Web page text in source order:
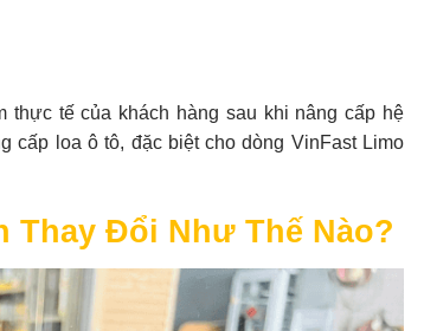
tế của khách hàng sau khi nâng cấp hệ
cấp loa ô tô, đặc biệt cho dòng VinFast Limo
Thay Đổi Như Thế Nào?